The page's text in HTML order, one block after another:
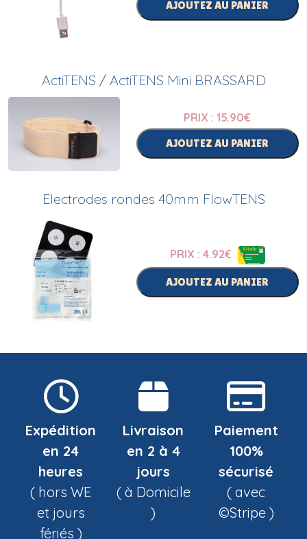
AJOUTEZ AU PANIER
ActiTENS / ActiTENS Mini BRASSARD
PRIX : 15.90€
AJOUTEZ AU PANIER
Electrodes rondes 40mm FlowTENS
PRIX : 4.92€
AJOUTEZ AU PANIER
Expédition
en 24
heures
( hors WE
et jours
fériés )
Livraison
en 2 à 4
jours
( à Domicile
)
Paiement
100%
sécurisé
( avec
©Stripe )